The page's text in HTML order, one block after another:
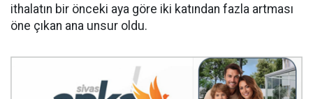
ithalatın bir önceki aya göre iki katından fazla artması
öne çıkan ana unsur oldu.